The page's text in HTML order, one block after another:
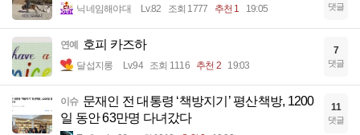
닉네임해야대 Lv.82 조회 1777 추천 1 19:05 댓글
연예 호피 카즈하
달섭지롱 Lv.94 조회 1116 추천 2 19:03
7
댓글
이슈 문재인 전 대통령 ‘책방지기’ 평산책방, 1200
일 동안 63만명 다녀갔다
11
댓글